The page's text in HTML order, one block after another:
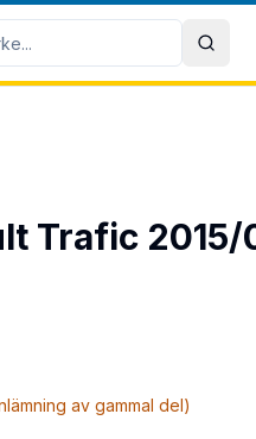
Sök
Trafic 2015/
av gammal del)